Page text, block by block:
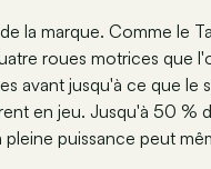
la marque. Comme le
roues motrices que
avant jusqu'à ce que
en jeu. Jusqu'à 50 %
pleine puissance peut